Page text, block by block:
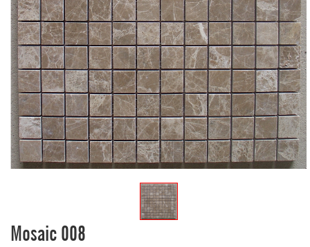
Mosaic 008